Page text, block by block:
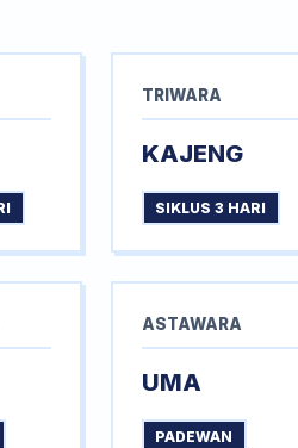
TRIWARA
KAJENG
SIKLUS 3 HARI
ASTAWARA
UMA
PADEWAN